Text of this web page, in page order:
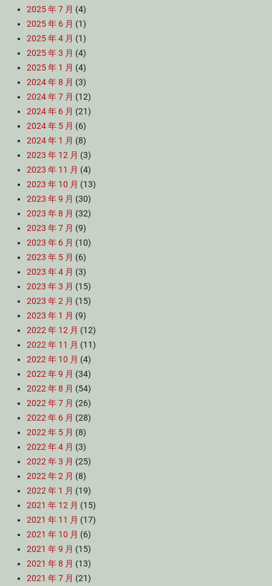
2025 年 7 月 (4)
2025 年 6 月 (1)
2025 年 4 月 (1)
2025 年 3 月 (4)
2025 年 1 月 (4)
2024 年 8 月 (3)
2024 年 7 月 (12)
2024 年 6 月 (21)
2024 年 5 月 (6)
2024 年 1 月 (8)
2023 年 12 月 (3)
2023 年 11 月 (4)
2023 年 10 月 (13)
2023 年 9 月 (30)
2023 年 8 月 (32)
2023 年 7 月 (9)
2023 年 6 月 (10)
2023 年 5 月 (6)
2023 年 4 月 (3)
2023 年 3 月 (15)
2023 年 2 月 (15)
2023 年 1 月 (9)
2022 年 12 月 (12)
2022 年 11 月 (11)
2022 年 10 月 (4)
2022 年 9 月 (34)
2022 年 8 月 (54)
2022 年 7 月 (26)
2022 年 6 月 (28)
2022 年 5 月 (8)
2022 年 4 月 (3)
2022 年 3 月 (25)
2022 年 2 月 (8)
2022 年 1 月 (19)
2021 年 12 月 (15)
2021 年 11 月 (17)
2021 年 10 月 (6)
2021 年 9 月 (15)
2021 年 8 月 (13)
2021 年 7 月 (21)